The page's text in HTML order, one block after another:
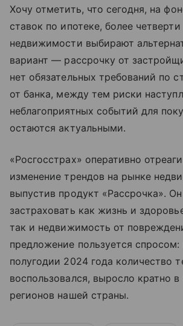
Хочу отметить, что сегодня, на
ставок по ипотеке, более четверти
недвижимости выбирают
вариант — рассрочку от
нет обязательных требований по
от банка, между тем риски
неблагоприятных событий для
остаются актуальными.
«Росгосстрах» оперативно
изменение трендов на рынке
выпустив продукт «Рассрочка».
застраховать как жизнь и
так и недвижимость от
предложение пользуется
полугодии 2024 года количество
воспользовался, выросло кратно
регионов нашей страны.